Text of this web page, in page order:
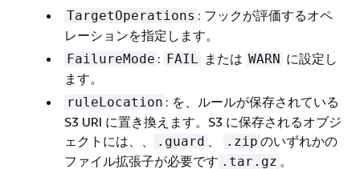
TargetOperations : フックが評価するオペ
レーションを指定します。
FailureMode : FAIL または WARN に設定し
ます。
ruleLocation : を、ルールが保存されている
S3 URI に置き換えます。S3 に保存されるオブジ
ェクトには、、
.guard 、 .zip のいずれかの
ファイル拡張子が必要です .tar.gz 。